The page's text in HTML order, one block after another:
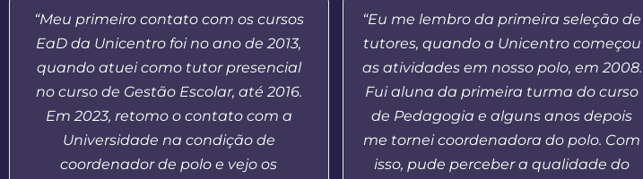
“Meu primeiro contato com os cursos
EaD da Unicentro foi no ano de 2013,
quando atuei como tutor presencial
no curso de Gestão Escolar, até 2016.
Em 2023, retomo o contato com a
Universidade na condição de
coordenador de polo e vejo os
“Eu me lembro da primeira seleção de
tutores, quando a Unicentro começou
as atividades em nosso polo, em 2008.
Fui aluna da primeira turma do curso
de Pedagogia e alguns anos depois
me tornei coordenadora do polo. Com
isso, pude perceber a qualidade do